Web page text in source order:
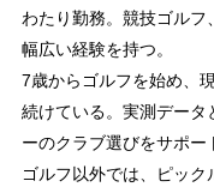
わたり勤務。競技ゴルフ
幅広い経験を持つ。
7歳からゴルフを始め、
続けている。実測データ
ーのクラブ選びをサポー
ゴルフ以外では、ピッ